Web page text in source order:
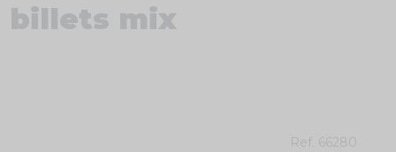
billets mix
Ref. 66280